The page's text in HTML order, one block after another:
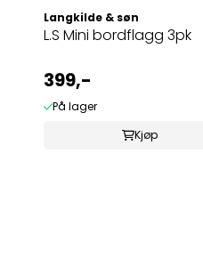
Langkilde & søn
L.S Mini bordflagg 3pk
399,-
På lager
Kjøp